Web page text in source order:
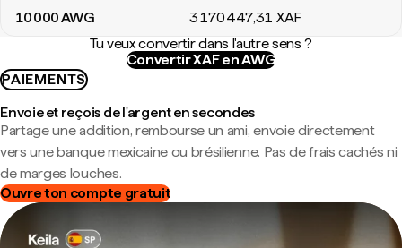
10 000AWG 3 170 447,31 XAF
Tu veux convertir dans l'autre sens ?
Convertir XAF en AWG
PAIEMENTS
Envoie et reçois de l'argent en secondes
Partage une addition, rembourse un ami, envoie directement
vers une banque mexicaine ou brésilienne. Pas de frais cachés ni
de marges louches.
Ouvre ton compte gratuit